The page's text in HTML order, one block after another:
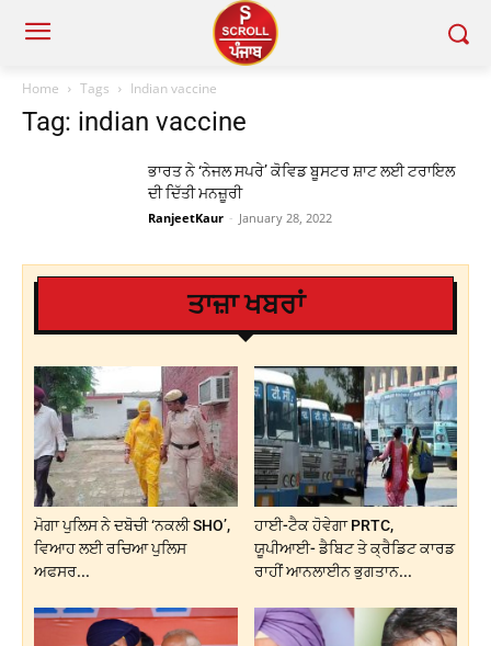
Home Tags Indian vaccine
Tag: indian vaccine
ਭਾਰਤ ਨੇ ‘ਨੇਜਲ ਸਪਰੇ’ ਕੋਵਿਡ ਬੂਸਟਰ ਸ਼ਾਟ ਲਈ ਟਰਾਇਲ
ਦੀ ਦਿੱਤੀ ਮਨਜ਼ੂਰੀ
RanjeetKaur - January 28, 2022
ਤਾਜ਼ਾ ਖਬਰਾਂ
ਮੋਗਾ ਪੁਲਿਸ ਨੇ ਦਬੋਚੀ ‘ਨਕਲੀ SHO’,
ਵਿਆਹ ਲਈ ਰਚਿਆ ਪੁਲਿਸ
ਅਫਸਰ...
ਹਾਈ-ਟੈਕ ਹੋਵੇਗਾ PRTC,
ਯੂਪੀਆਈ- ਡੈਬਿਟ ਤੇ ਕ੍ਰੈਡਿਟ ਕਾਰਡ
ਰਾਹੀਂ ਆਨਲਾਈਨ ਭੁਗਤਾਨ...